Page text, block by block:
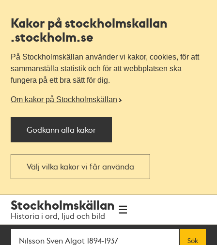
Kakor på stockholmskallan
.stockholm.se
På Stockholmskällan använder vi kakor, cookies, för att
sammanställa statistik och för att webbplatsen ska
fungera på ett bra sätt för dig.
Om kakor på Stockholmskällan
Godkänn alla kakor
Välj vilka kakor vi får använda
navigationen
huvudinnehållet
Stockholmskällan
Historia i ord, ljud och bild
Sök
Sök